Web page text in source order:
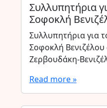
Συλλυπητήρια
Σοφοκλή
Συλλυπητήρια για
Σοφοκλή
Ζερβουδάκη-
Read more »